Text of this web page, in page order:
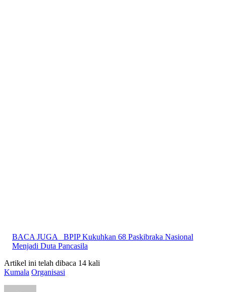
BACA JUGA
BPIP Kukuhkan 68 Paskibraka Nasional
Menjadi Duta Pancasila
Artikel ini telah dibaca 14 kali
Kumala Organisasi